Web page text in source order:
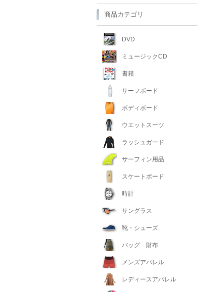
商品カテゴリ
DVD
ミュージックCD
書籍
サーフボード
ボディボード
ウエットスーツ
ラッシュガード
サーフィン用品
スケートボード
時計
サングラス
靴・シューズ
バッグ 財布
メンズアパレル
レディースアパレル